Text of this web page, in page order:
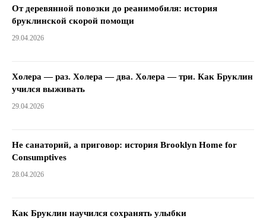
От деревянной повозки до реанимобиля: история
бруклинской скорой помощи
29.04.2026
Холера — раз. Холера — два. Холера — три. Как Бруклин
учился выживать
29.04.2026
Не санаторий, а приговор: история Brooklyn Home for
Consumptives
28.04.2026
Как Бруклин научился сохранять улыбки